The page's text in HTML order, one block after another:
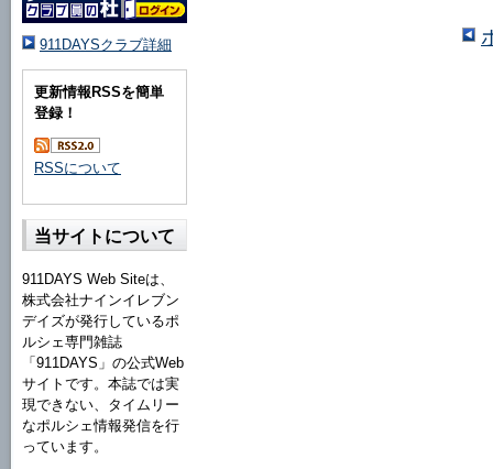
911DAYSクラブ詳細
更新情報RSSを簡単
登録！
RSSについて
当サイトについて
911DAYS Web Siteは、
株式会社ナインイレブン
デイズが発行しているポ
ルシェ専門雑誌
「911DAYS」の公式Web
サイトです。本誌では実
現できない、タイムリー
なポルシェ情報発信を行
っています。